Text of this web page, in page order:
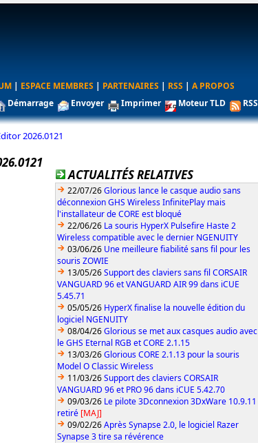
| ESPACE MEMBRES | PARTENAIRES | RSS | A PROPOS
Démarrage Envoyer Imprimer Moteur TLD RSS
2026.0121
ACTUALITÉS RELATIVES
22/07/26Glorious lance le casque audio sans
déconnexion GHS Wireless InfinitePlay mais
l'installateur de CORE est bloqué
22/06/26 La souris HyperX Pulsefire Haste 2
Wireless compatible avec le dernier NGENUITY
03/06/26 Une meilleure fiabilité sans fil pour les
souris ZOWIE
13/05/26Support des claviers sans fil CORSAIR
VANGUARD 96 et VANGUARD AIR 99 dans iCUE
5.45.71
05/05/26 HyperX finalise la nouvelle édition du
logiciel NGENUITY
08/04/26Glorious se met aux casques audio avec
le GHS Eternal RGB et CORE 2.1.15
13/03/26Glorious CORE 2.1.13 pour la souris
Model O Classic Wireless
11/03/26Support des claviers CORSAIR
VANGUARD 96 et PRO 96 dans iCUE 5.42.70
09/03/26 Le pilote 3Dconnexion 3DxWare 10.9.11
retiré [MAJ]
09/02/26Après Synapse 2.0, le logiciel Razer
Synapse 3 tire sa révérence